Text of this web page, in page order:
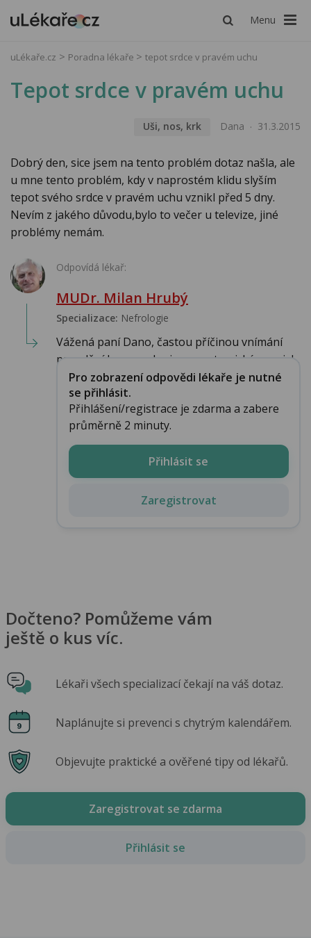
Menu
uLékaře.cz Poradna lékaře tepot srdce v pravém uchu
Tepot srdce v pravém uchu
Uši, nos, krk Dana 31.3.2015
Dobrý den, sice jsem na tento problém dotaz našla, ale
u mne tento problém, kdy v naprostém klidu slyším
tepot svého srdce v pravém uchu vznikl před 5 dny.
Nevím z jakého důvodu,bylo to večer u televize, jiné
problémy nemám.
Odpovídá lékař:
MUDr. Milan Hrubý
Specializace: Nefrologie
Vážená paní Dano, častou příčinou vnímání
proudění krve v uchu jsou anatomické souvisl...
Pro zobrazení odpovědi lékaře je nutné
se přihlásit.
Přihlášení/registrace je zdarma a zabere
průměrně 2 minuty.
Přihlásit se
Zaregistrovat
Dočteno? Pomůžeme vám
ještě o kus víc.
Lékaři všech specializací čekají na váš dotaz.
Naplánujte si prevenci s chytrým kalendářem.
Objevujte praktické a ověřené tipy od lékařů.
Zaregistrovat se zdarma
Přihlásit se